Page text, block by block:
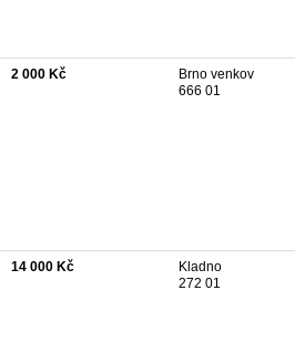
2 000 Kč
Brno venkov
666 01
14 000 Kč
Kladno
272 01